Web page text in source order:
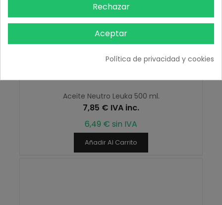
Aceite Neutro Leuka 500 ml.
7,85 € IVA inc.
6,49 € sin IVA
Añadir Al Carrito
Rechazar
Aceptar
Política de privacidad y cookies